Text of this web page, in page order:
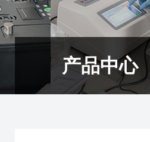
产品中心